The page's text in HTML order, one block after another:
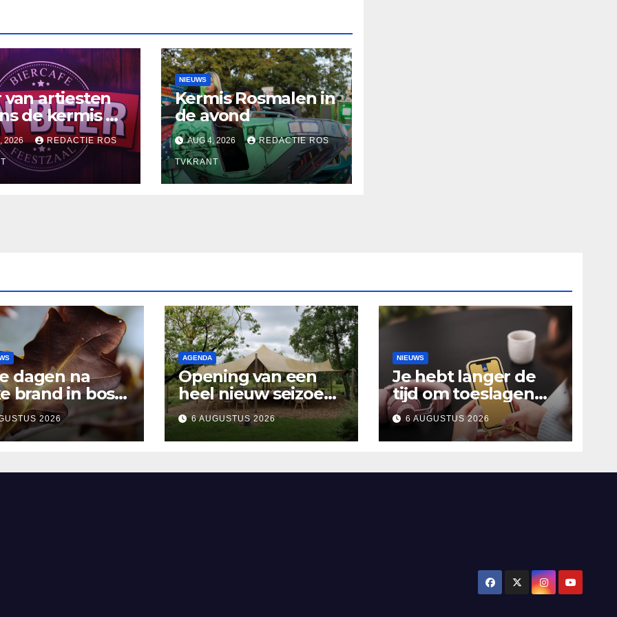
van artiesten
de kermis bij
Beer
2026 REDACTIE ROS
NIEUWS
Kermis Rosmalen in
de avond
AUG 4, 2026 REDACTIE ROS
TVKRANT
dagen na
brand in bos
Rosmalen en
2026
AGENDA
Opening van een
heel nieuw seizoen
Vertelpodium ‘Het
Lopende Vuur’.
Landelijke verhalen
6 AUGUSTUS 2026
NIEUWS
Je hebt langer de
tijd om toeslagen
aan te vragen over
2025
6 AUGUSTUS 2026